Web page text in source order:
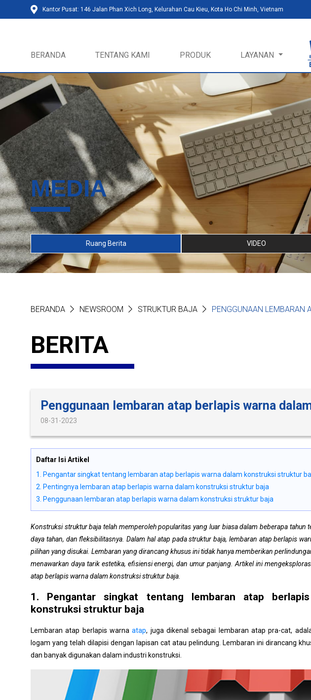
Kantor Pusat: 146 Jalan Phan Xich Long, Kelurahan Cau Kieu, Kota Ho Chi Minh, Vietnam
BERANDA TENTANG KAMI PRODUK LAYANAN
MEDIA
Ruang Berita VIDEO
BERANDA NEWSROOM STRUKTUR BAJA PENGGUNAAN LEMBARAN
BERITA
Penggunaan lembaran atap berlapis warna
08-31-2023
Daftar Isi Artikel
1. Pengantar singkat tentang lembaran atap berlapis warna dalam konstruksi struktur
2. Pentingnya lembaran atap berlapis warna dalam konstruksi struktur baja
3. Penggunaan lembaran atap berlapis warna dalam konstruksi struktur baja
Konstruksi struktur baja telah memperoleh popularitas yang luar biasa dalam beberapa tahun
daya tahan, dan fleksibilitasnya. Dalam hal atap pada struktur baja, lembaran atap berlapis
pilihan yang disukai. Lembaran yang dirancang khusus ini tidak hanya memberikan
menawarkan daya tarik estetika, efisiensi energi, dan umur panjang. Artikel ini
atap berlapis warna dalam konstruksi struktur baja.
1. Pengantar singkat tentang lembaran atap
konstruksi struktur baja
Lembaran atap berlapis warnaatap, juga dikenal sebagai lembaran atap pra-cat,
logam yang telah dilapisi dengan lapisan cat atau pelindung. Lembaran ini dirancang
dan banyak digunakan dalam industri konstruksi.